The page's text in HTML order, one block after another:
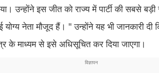
उन्होंने इस जीत को राज्य में पार्टी की सबसे
नेता मौजूद हैं। " उन्होंने यह भी जानकारी दी
के माध्यम से इसे अधिसूचित कर दिया जाएगा।